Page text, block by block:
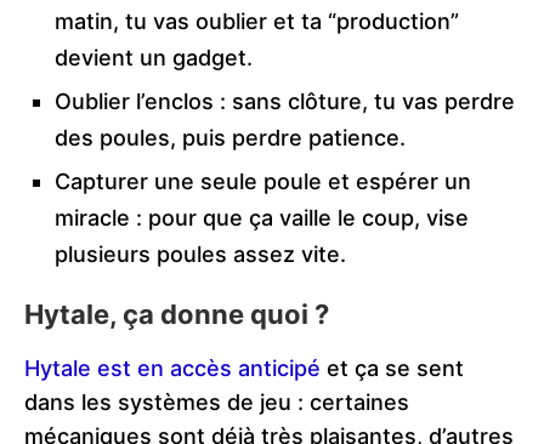
matin, tu vas oublier et ta “production”
devient un gadget.
Oublier l’enclos : sans clôture, tu vas perdre
des poules, puis perdre patience.
Capturer une seule poule et espérer un
miracle : pour que ça vaille le coup, vise
plusieurs poules assez vite.
Hytale, ça donne quoi ?
Hytale est en accès anticipé et ça se sent
dans les systèmes de jeu : certaines
mécaniques sont déjà très plaisantes, d’autres